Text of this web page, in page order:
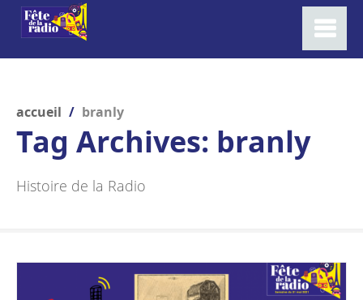
accueil / branly
Tag Archives: branly
Histoire de la Radio